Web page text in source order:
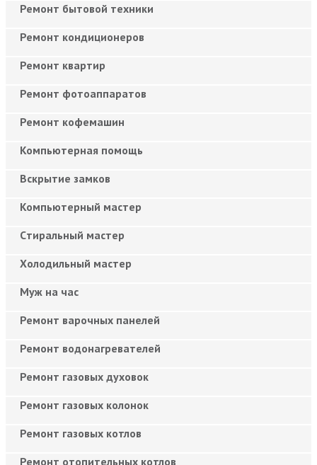
Ремонт бытовой техники
Ремонт кондиционеров
Ремонт квартир
Ремонт фотоаппаратов
Ремонт кофемашин
Компьютерная помощь
Вскрытие замков
Компьютерный мастер
Cтиральный мастер
Холодильный мастер
Муж на час
Ремонт варочных панелей
Ремонт водонагревателей
Ремонт газовых духовок
Ремонт газовых колонок
Ремонт газовых котлов
Ремонт отопительных котлов